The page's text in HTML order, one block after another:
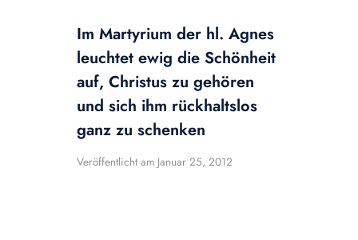
Im Martyrium der hl. Agnes
leuchtet ewig die Schönheit
auf, Christus zu gehören
und sich ihm rückhaltslos
ganz zu schenken
Veröffentlicht am Januar 25, 2012